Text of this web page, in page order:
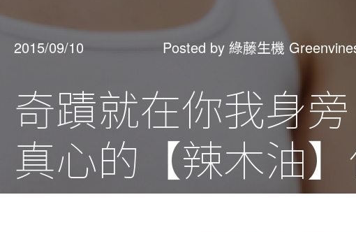
2015/09/10 Posted by 綠藤生機
奇蹟就在你我身
真心的【辣木油